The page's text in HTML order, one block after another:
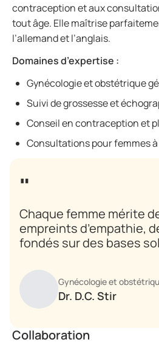
contraception et aux
tout âge. Elle maîtrise
l’allemand et l’anglais.
Domaines d’expertise :
Gynécologie et obstétrique
Suivi de grossesse et
Conseil en contraception et
Consultations pour femmes
Chaque femme mérite
empreints d’empathie,
fondés sur des bases
Gynécologie et
Dr. D.C. Stir
Collaboration